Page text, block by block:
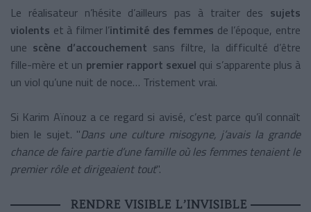
Le réalisateur n’hésite d’ailleurs pas à traiter des sujets
violents et à filmer l’intimité des femmes de l’époque, entre
une scène d’accouchement sans filtre, la difficulté d’être
fille-mère et un premier rapport sexuel qui s’apparente plus à
un viol qu’une nuit de noce… Tristement vrai.
Si Karim Aïnouz a ce regard si avisé, c’est parce qu’il connaît
bien le sujet. "Dans une culture misogyne, j’avais la grande
chance de faire partie d’une famille où les femmes tenaient le
premier rôle et dirigeaient tout".
RENDRE VISIBLE L’INVISIBLE